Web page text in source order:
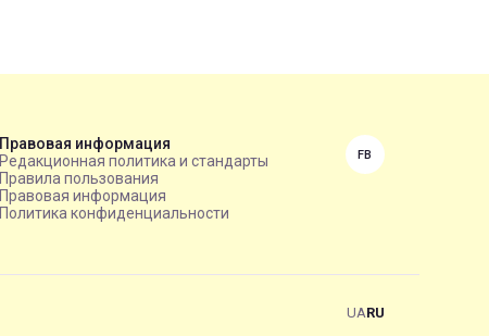
Правовая информация
Редакционная политика и стандарты
Правила пользования
Правовая информация
Политика конфиденциальности
FB
UARU